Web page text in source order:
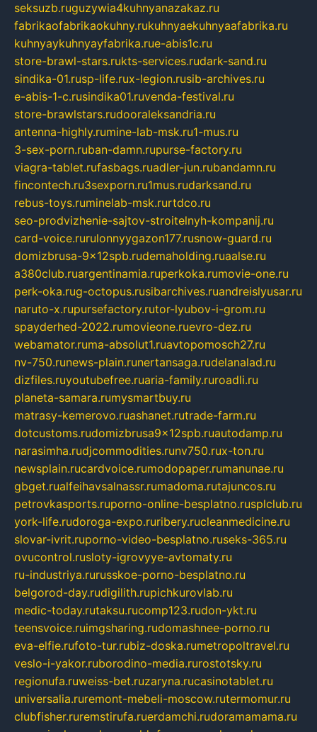
seksuzb.ruguzywia4kuhnyanazakaz.ru
fabrikaofabrikaokuhny.rukuhnyaekuhnyaafabrika.ru
kuhnyaykuhnyayfabrika.rue-abis1c.ru
store-brawl-stars.rukts-services.rudark-sand.ru
sindika-01.rusp-life.rux-legion.rusib-archives.ru
e-abis-1-c.rusindika01.ruvenda-festival.ru
store-brawlstars.rudooraleksandria.ru
antenna-highly.rumine-lab-msk.ru1-mus.ru
3-sex-porn.ruban-damn.rupurse-factory.ru
viagra-tablet.rufasbags.ruadler-jun.rubandamn.ru
fincontech.ru3sexporn.ru1mus.rudarksand.ru
rebus-toys.ruminelab-msk.rurtdco.ru
seo-prodvizhenie-sajtov-stroitelnyh-kompanij.ru
card-voice.rurulonnyygazon177.rusnow-guard.ru
domizbrusa-9x12spb.rudemaholding.ruaalse.ru
a380club.ruargentinamia.ruperkoka.rumovie-one.ru
perk-oka.rug-octopus.rusibarchives.ruandreislyusar.ru
naruto-x.rupursefactory.rutor-lyubov-i-grom.ru
spayderhed-2022.rumovieone.ruevro-dez.ru
webamator.ruma-absolut1.ruavtopomosch27.ru
nv-750.runews-plain.runertansaga.rudelanalad.ru
dizfiles.ruyoutubefree.ruaria-family.ruroadli.ru
planeta-samara.rumysmartbuy.ru
matrasy-kemerovo.ruashanet.rutrade-farm.ru
dotcustoms.rudomizbrusa9x12spb.ruautodamp.ru
narasimha.rudjcommodities.runv750.rux-ton.ru
newsplain.rucardvoice.rumodopaper.rumanunae.ru
gbget.rualfeihavsalnassr.rumadoma.rutajuncos.ru
petrovkasports.ruporno-online-besplatno.rusplclub.ru
york-life.rudoroga-expo.ruribery.rucleanmedicine.ru
slovar-ivrit.ruporno-video-besplatno.ruseks-365.ru
ovucontrol.rusloty-igrovyye-avtomaty.ru
ru-industriya.rurusskoe-porno-besplatno.ru
belgorod-day.rudigilith.rupichkurovlab.ru
medic-today.rutaksu.rucomp123.rudon-ykt.ru
teensvoice.ruimgsharing.rudomashnee-porno.ru
eva-elfie.rufoto-tur.rubiz-doska.rumetropoltravel.ru
veslo-i-yakor.ruborodino-media.rurostotsky.ru
regionufa.ruweiss-bet.ruzaryna.rucasinotablet.ru
universalia.ruremont-mebeli-moscow.rutermomur.ru
clubfisher.ruremstirufa.ruerdamchi.rudoramamama.ru